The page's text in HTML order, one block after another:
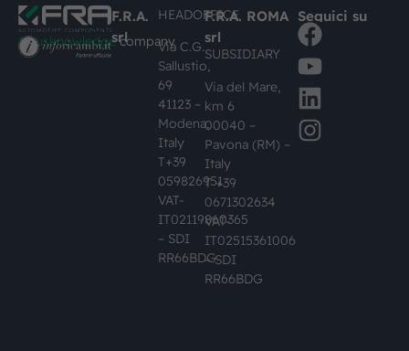
#busknowledgecompany
F.R.A.
srl
HEADOFFICE
Via C.G.
Sallustio,
69
41123 –
Modena,
Italy
T+39
059826951
VAT-
IT02119860365
– SDI
RR66BDG
F.R.A. ROMA
srl
SUBSIDIARY
Via del Mare,
km 6
00040 –
Pavona (RM) –
Italy
T +39
0671302634
VAT-
IT02515361006
– SDI
RR66BDG
Seguici su